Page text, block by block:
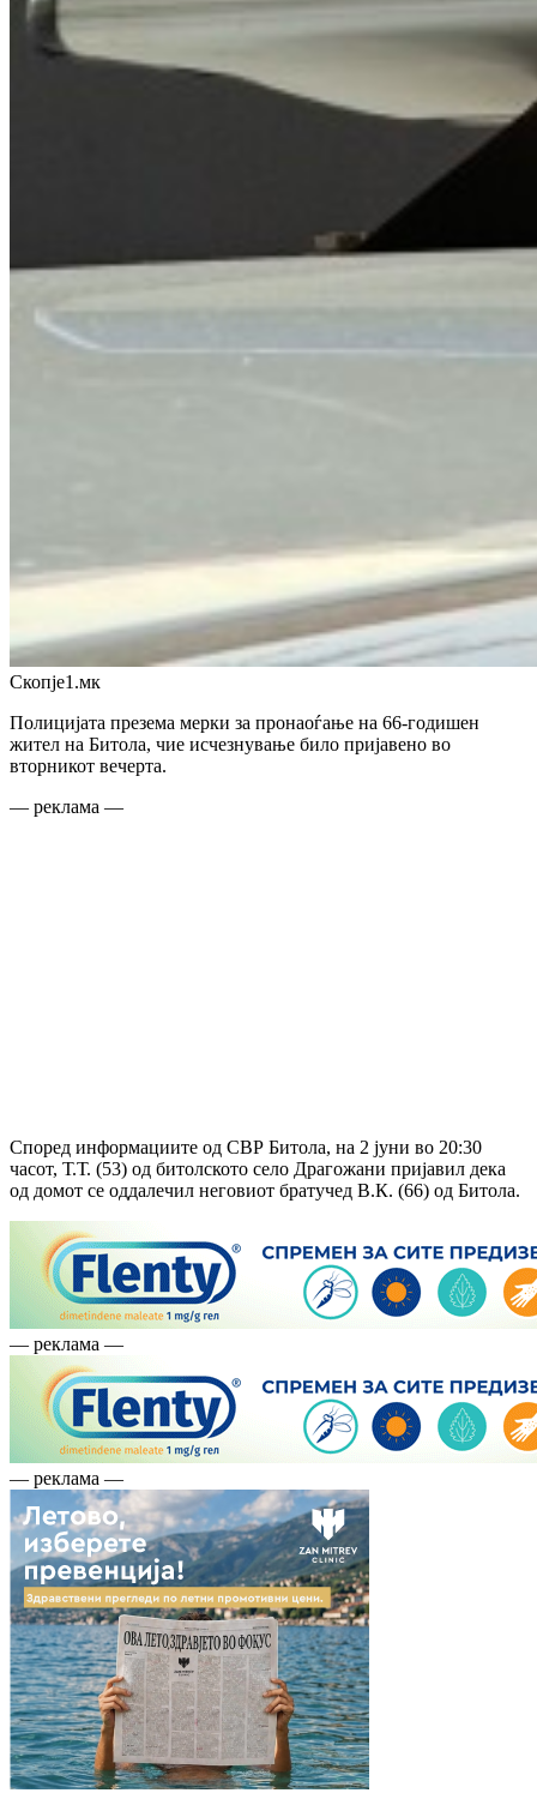
Скопје1.мк
Полицијата презема мерки за пронаоѓање на 66-годишен
жител на Битола, чие исчезнување било пријавено во
вторникот вечерта.
— реклама —
Според информациите од СВР Битола, на 2 јуни во 20:30
часот, Т.Т. (53) од битолското село Драгожани пријавил дека
од домот се оддалечил неговиот братучед В.К. (66) од Битола.
— реклама —
— реклама —